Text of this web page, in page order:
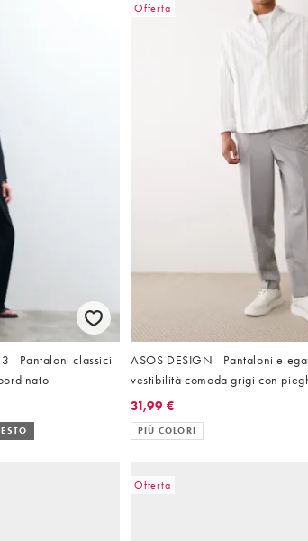
- Pantaloni classici
Offerta
ASOS DESIGN - Pantaloni
vestibilità comoda grigi con
31,99 €
PIÙ COLORI
Offerta